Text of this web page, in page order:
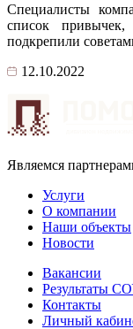
Специалисты
список
подкрепили
12.10.2022
Являемся
Услуги
О компании
Наши объекты
Новости
Вакансии
Результаты
Контакты
Личный